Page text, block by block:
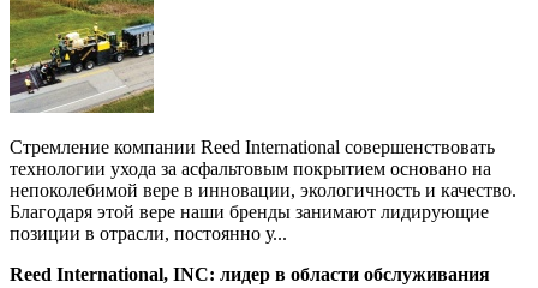
Стремление компании Reed International совершенствовать
технологии ухода за асфальтовым покрытием основано на
непоколебимой вере в инновации, экологичность и качество.
Благодаря этой вере наши бренды занимают лидирующие
позиции в отрасли, постоянно у...
Reed International, INC: лидер в области обслуживания